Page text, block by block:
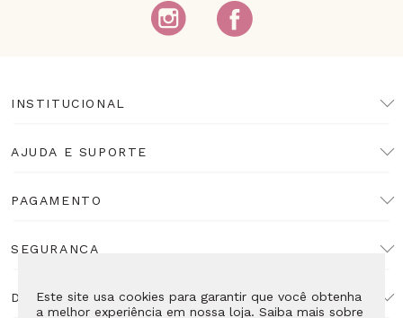
Este site usa cookies para garantir que você obtenha
a melhor experiência em nossa loja. Saiba mais sobre
INSTITUCIONAL
AJUDA E SUPORTE
PAGAMENTO
SEGURANÇA
DESENVOLVIMENTO